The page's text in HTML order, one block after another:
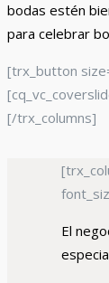
bodas estén
para celebrar
[trx_button
[/trx_columns]
El